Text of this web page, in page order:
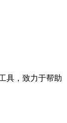
具，致力于帮助